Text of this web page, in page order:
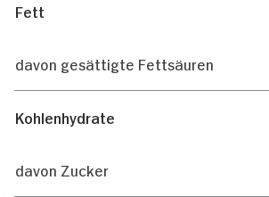
Fett
davon gesättigte Fettsäuren
Kohlenhydrate
davon Zucker